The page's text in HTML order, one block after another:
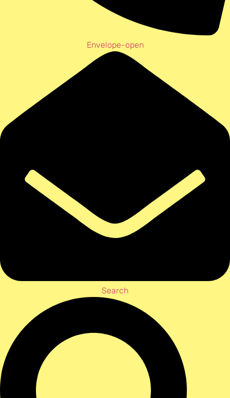
Envelope-open
Search